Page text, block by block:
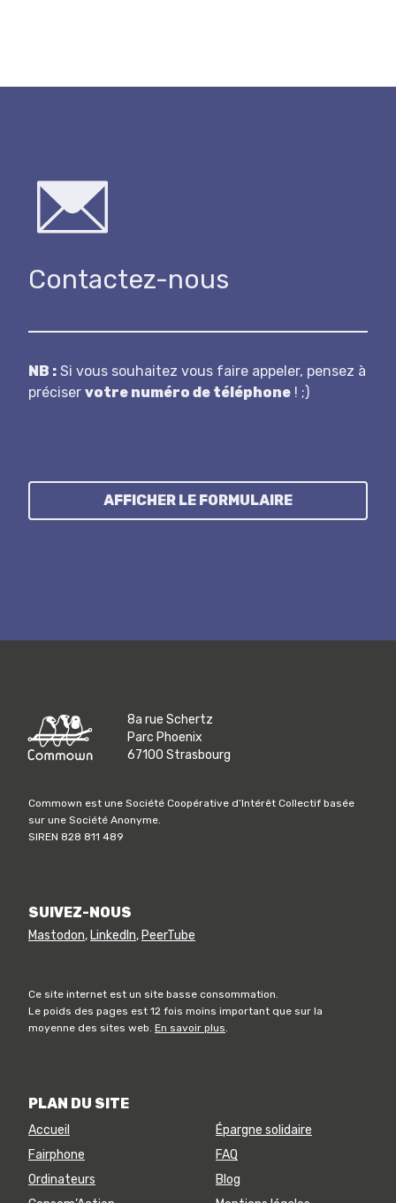
Contactez-nous
N B : Si vous souhaitez vous faire appeler, pensez à
préciser votre numéro de téléphone ! ;)
AFFICHER LE FORMULAIRE
8a rue Schertz
Parc Phoenix
67100 Strasbourg
Commown est une Société Coopérative d’Intérêt Collectif basée
sur une Société Anonyme.
SIREN 828 811 489
SUIVEZ-NOUS
Mastodon, LinkedIn, PeerTube
Ce site internet est un site basse consommation.
Le poids des pages est 12 fois moins important que sur la
moyenne des sites web. En savoir plus.
PLAN DU SITE
Accueil
Fairphone
Ordinateurs
Épargne solidaire
FAQ
Blog